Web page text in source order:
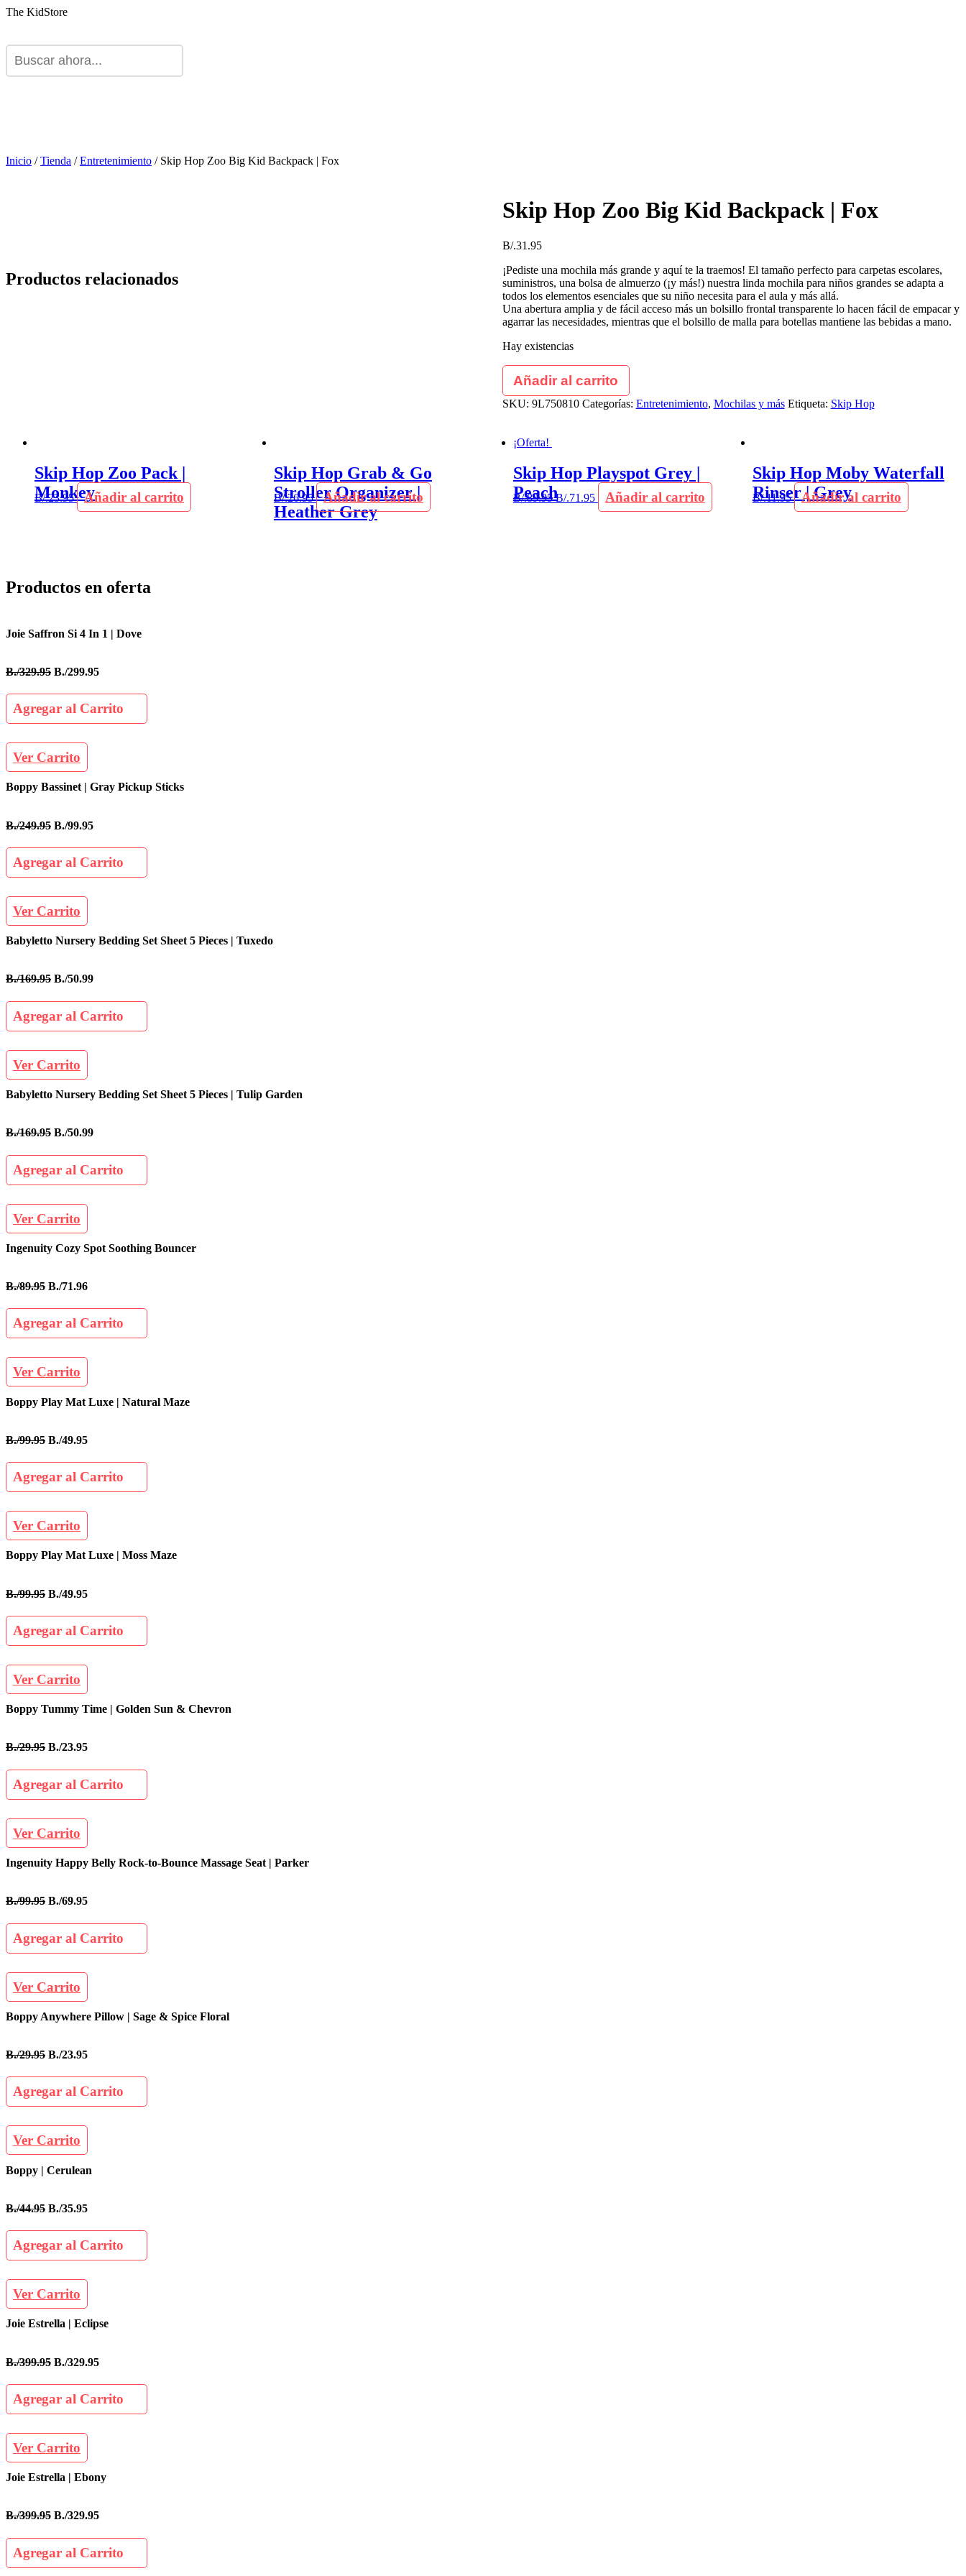
The KidStore
Inicio /Tienda /Entretenimiento / Skip Hop Zoo Big Kid Backpack | Fox
Skip Hop Zoo Big Kid Backpack | Fox
B/.31.95
¡Pediste una mochila más grande y aquí te la traemos! El tamaño perfecto para carpetas escolares,
suministros, una bolsa de almuerzo (¡y más!) nuestra linda mochila para niños grandes se adapta a
todos los elementos esenciales que su niño necesita para el aula y más allá.
Una abertura amplia y de fácil acceso más un bolsillo frontal transparente lo hacen fácil de empacar y
agarrar las necesidades, mientras que el bolsillo de malla para botellas mantiene las bebidas a mano.
Hay existencias
Añadir al carrito
SKU: 9L750810 Categorías: Entretenimiento, Mochilas y más Etiqueta: Skip Hop
Productos relacionados
Skip Hop Zoo Pack |
Monkey
B/.23.95 Añadir al carrito
Skip Hop Grab & Go
Stroller Organizer |
Heather Grey
B/.26.95 Añadir al carrito
¡Oferta!
Skip Hop Playspot Grey |
Peach
B/.89.95 B/.71.95 Añadir al carrito
Skip Hop Moby Waterfall
Rinser | Grey
B/.11.95 Añadir al carrito
Productos en oferta
Joie Saffron Si 4 In 1 | Dove
B./329.95 B./299.95
Agregar al Carrito
Ver Carrito
Boppy Bassinet | Gray Pickup Sticks
B./249.95 B./99.95
Agregar al Carrito
Ver Carrito
Babyletto Nursery Bedding Set Sheet 5 Pieces | Tuxedo
B./169.95 B./50.99
Agregar al Carrito
Ver Carrito
Babyletto Nursery Bedding Set Sheet 5 Pieces | Tulip Garden
B./169.95 B./50.99
Agregar al Carrito
Ver Carrito
Ingenuity Cozy Spot Soothing Bouncer
B./89.95 B./71.96
Agregar al Carrito
Ver Carrito
Boppy Play Mat Luxe | Natural Maze
B./99.95 B./49.95
Agregar al Carrito
Ver Carrito
Boppy Play Mat Luxe | Moss Maze
B./99.95 B./49.95
Agregar al Carrito
Ver Carrito
Boppy Tummy Time | Golden Sun & Chevron
B./29.95 B./23.95
Agregar al Carrito
Ver Carrito
Ingenuity Happy Belly Rock-to-Bounce Massage Seat | Parker
B./99.95 B./69.95
Agregar al Carrito
Ver Carrito
Boppy Anywhere Pillow | Sage & Spice Floral
B./29.95 B./23.95
Agregar al Carrito
Ver Carrito
Boppy | Cerulean
B./44.95 B./35.95
Agregar al Carrito
Ver Carrito
Joie Estrella | Eclipse
B./399.95 B./329.95
Agregar al Carrito
Ver Carrito
Joie Estrella | Ebony
B./399.95 B./329.95
Agregar al Carrito